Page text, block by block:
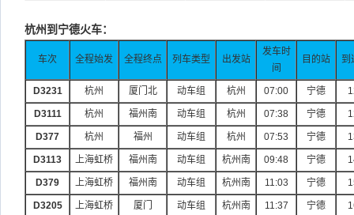
杭州到宁德火车：
车次 全程始发 全程终点 列车类型 出发站
发车时
间
目的站 到
D3231 杭州 厦门北 动车组 杭州 07:00 宁德
D3111 杭州 福州南 动车组 杭州 07:38 宁德
D377 杭州 福州 动车组 杭州 07:53 宁德
D3113 上海虹桥 福州南 动车组 杭州南 09:48 宁德
D379 上海虹桥 福州南 动车组 杭州南 11:03 宁德
D3205 上海虹桥 厦门 动车组 杭州南 11:37 宁德